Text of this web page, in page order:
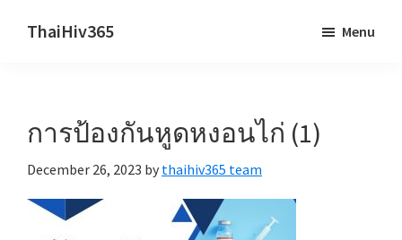
ThaiHiv365
behind.
Menu
การป้องกันหูดหงอนไก่ (1)
December 26, 2023 by thaihiv365 team